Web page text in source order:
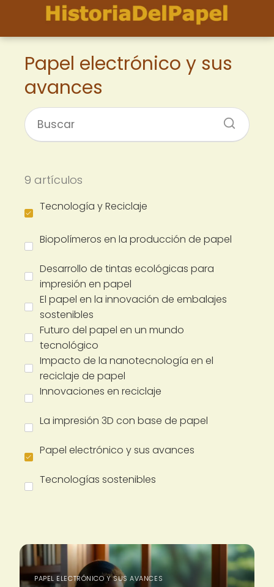
Papel electrónico y sus
avances
9 artículos
Tecnología y Reciclaje
Biopolímeros en la producción de papel
Desarrollo de tintas ecológicas para
impresión en papel
El papel en la innovación de embalajes
sostenibles
Futuro del papel en un mundo
tecnológico
Impacto de la nanotecnología en el
reciclaje de papel
Innovaciones en reciclaje
La impresión 3D con base de papel
Papel electrónico y sus avances
Tecnologías sostenibles
PAPEL ELECTRÓNICO Y SUS AVANCES